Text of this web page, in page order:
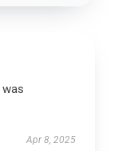
Apr 8, 2025